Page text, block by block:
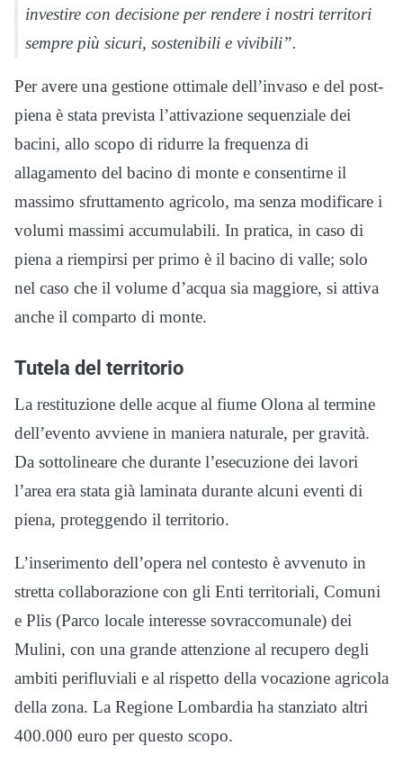
investire con decisione per rendere i nostri territori
sempre più sicuri, sostenibili e vivibili”.
Per avere una gestione ottimale dell’invaso e del post-
piena è stata prevista l’attivazione sequenziale dei
bacini, allo scopo di ridurre la frequenza di
allagamento del bacino di monte e consentirne il
massimo sfruttamento agricolo, ma senza modificare i
volumi massimi accumulabili. In pratica, in caso di
piena a riempirsi per primo è il bacino di valle; solo
nel caso che il volume d’acqua sia maggiore, si attiva
anche il comparto di monte.
Tutela del territorio
La restituzione delle acque al fiume Olona al termine
dell’evento avviene in maniera naturale, per gravità.
Da sottolineare che durante l’esecuzione dei lavori
l’area era stata già laminata durante alcuni eventi di
piena, proteggendo il territorio.
L’inserimento dell’opera nel contesto è avvenuto in
stretta collaborazione con gli Enti territoriali, Comuni
e Plis (Parco locale interesse sovraccomunale) dei
Mulini, con una grande attenzione al recupero degli
ambiti perifluviali e al rispetto della vocazione agricola
della zona. La Regione Lombardia ha stanziato altri
400.000 euro per questo scopo.